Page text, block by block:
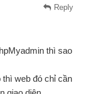
Reply
thì sao
thì web đó chỉ cần